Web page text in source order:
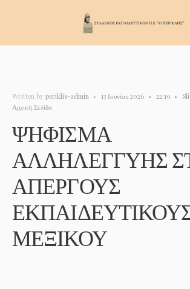
Written by periklis-admin • 13 Ιουνίου 2026 • 22:19 •
Αρχική Σελίδα
ΨΗΦΙΣΜΑ
ΑΛΛΗΛΕΓΓΥΗΣ
ΑΠΕΡΓΟΥΣ
ΜΕΞΙΚΟΥ